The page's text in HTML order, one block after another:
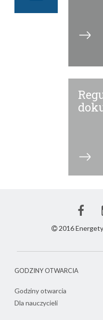
2016
GODZINY OTWARCIA
Godziny otwarcia
Dla nauczycieli